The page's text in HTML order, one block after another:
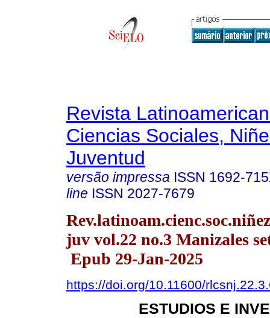
Revista
Ciencias Sociales,
Juventud
versão impressa ISSN 1692-
line ISSN 2027-7679
Rev.latinoam.cienc.soc.niñez
juv vol.22 no.3 Manizales
Epub 29-Jan-2025
https://doi.org/10.11600/
ESTUDIOS E